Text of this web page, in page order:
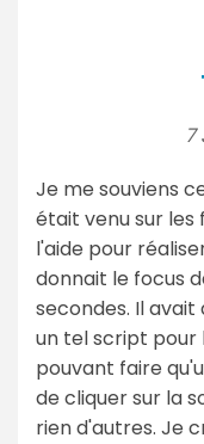
7
Je me souviens
était venu sur les
l'aide pour
donnait le focus
secondes. Il
un tel script pour
pouvant faire
de cliquer sur la
rien d'autres. Je